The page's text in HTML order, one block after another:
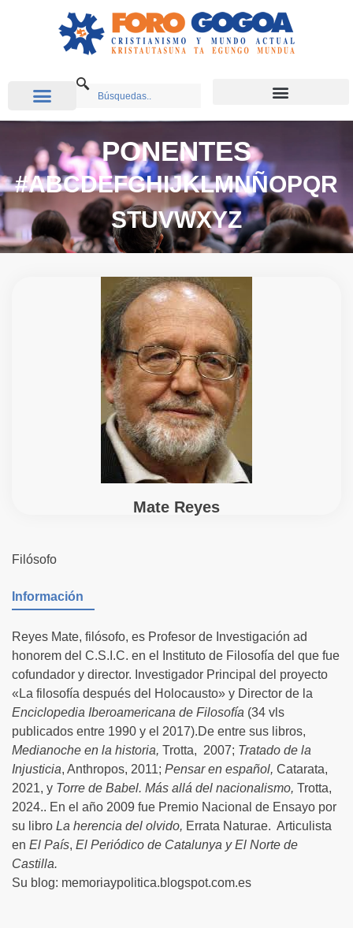
PONENTES
#ABCDEFGHIJKLMNÑOPQR
STUVWXYZ
Mate Reyes
Filósofo
Información
Reyes Mate, filósofo, es Profesor de Investigación ad
honorem del C.S.I.C. en el Instituto de Filosofía del que fue
cofundador y director. Investigador Principal del proyecto
«La filosofía después del Holocausto» y Director de la
Enciclopedia Iberoamericana de Filosofía (34 vls
publicados entre 1990 y el 2017).De entre sus libros,
Medianoche en la historia, Trotta, 2007; Tratado de la
Injusticia, Anthropos, 2011; Pensar en español, Catarata,
2021, y Torre de Babel. Más allá del nacionalismo, Trotta,
2024.. En el año 2009 fue Premio Nacional de Ensayo por
su libro La herencia del olvido, Errata Naturae. Articulista
en El País, El Periódico de Catalunya y El Norte de
Castilla.
Su blog: memoriaypolitica.blogspot.com.es